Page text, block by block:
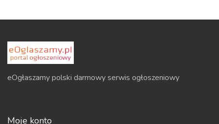
eOgłaszamy polski darmowy serwis ogłoszeniowy
Moje konto